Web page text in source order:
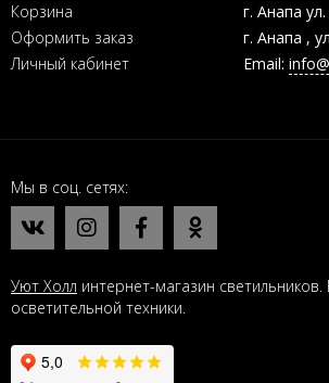
Корзина
Оформить заказ
Личный кабинет
г. Анапа
г. Анапа ,
Email:
Мы в соц. сетях
Уют Холл интернет-магазин
осветительной техники.